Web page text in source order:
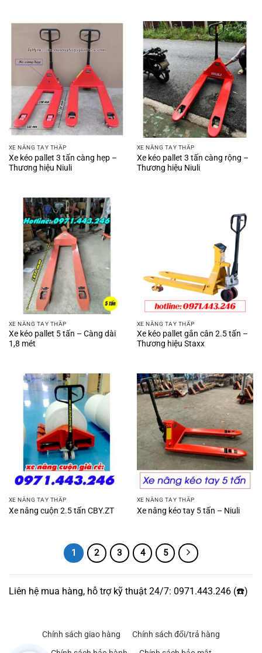
XE NÂNG TAY THẤP
Xe kéo pallet 3 tấn càng hẹp –
Thương hiệu Niuli
XE NÂNG TAY THẤP
Xe kéo pallet 3 tấn càng rộng –
Thương hiệu Niuli
XE NÂNG TAY THẤP
Xe kéo pallet 5 tấn – Càng dài
1,8 mét
XE NÂNG TAY THẤP
Xe kéo pallet gắn cân 2.5 tấn –
Thương hiệu Staxx
XE NÂNG TAY THẤP
Xe nâng cuộn 2.5 tấn CBY.ZT
XE NÂNG TAY THẤP
Xe nâng kéo tay 5 tấn – Niuli
1 2 3 4 5
Liên hệ mua hàng, hỗ trợ kỹ thuật 24/7: 0971.443.246 (☎️)
Chính sách giao hàng
Chính sách đổi/trả hàng